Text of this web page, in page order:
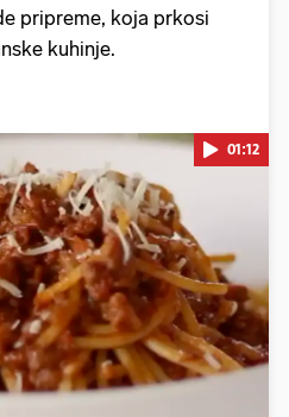
pripreme, koja prkosi
kuhinje.
videa...
01:12